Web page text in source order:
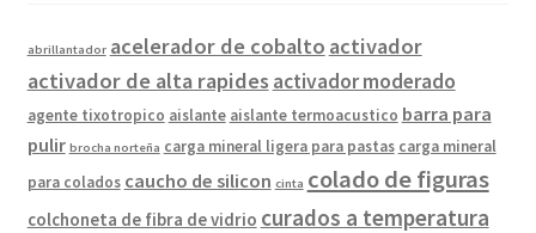
abrillantador acelerador de cobalto activador
activador de alta rapides activador moderado
agente tixotropico aislante aislante termoacustico barra para
pulir brocha norteña carga mineral ligera para pastas carga mineral
para colados caucho de silicon cinta colado de figuras
colchoneta de fibra de vidrio curados a temperatura